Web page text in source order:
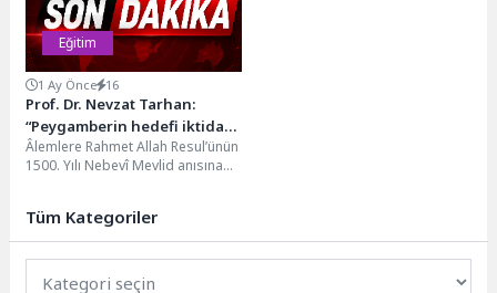
Eğitim
1 Ay Önce 16
Prof. Dr. Nevzat Tarhan:
“Peygamberin hedefi iktidar
değil, gönülleri inşa etmekti!”
Âlemlere Rahmet Allah Resul’ünün
1500. Yılı Nebevî Mevlid anısına
“Nebevî...
Tüm Kategoriler